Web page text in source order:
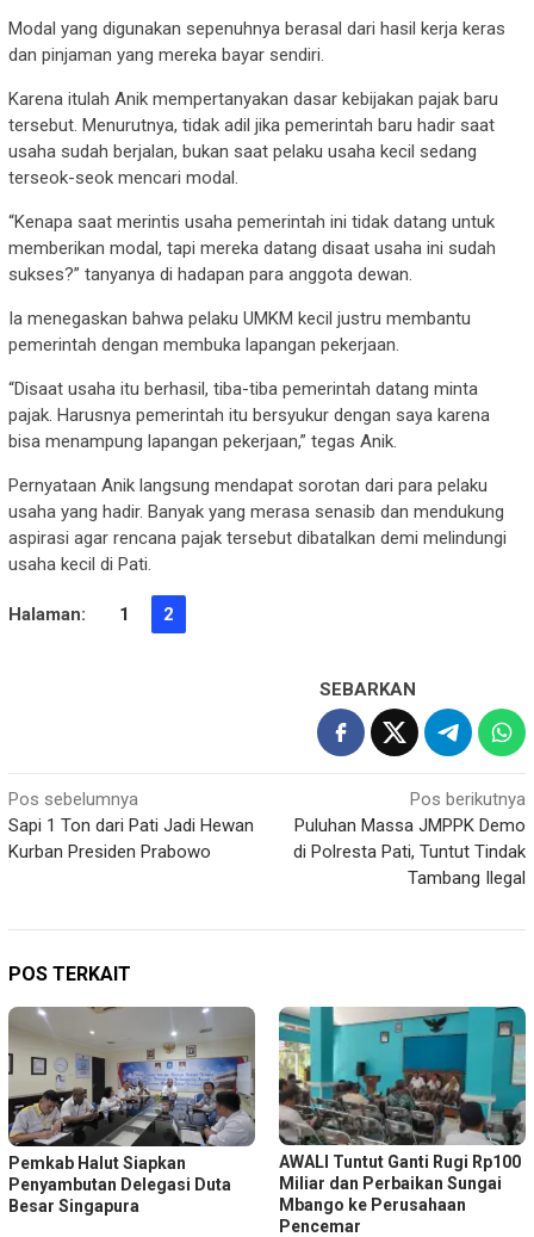
Modal yang digunakan sepenuhnya berasal dari hasil kerja keras
dan pinjaman yang mereka bayar sendiri.
Karena itulah Anik mempertanyakan dasar kebijakan pajak baru
tersebut. Menurutnya, tidak adil jika pemerintah baru hadir saat
usaha sudah berjalan, bukan saat pelaku usaha kecil sedang
terseok-seok mencari modal.
“Kenapa saat merintis usaha pemerintah ini tidak datang untuk
memberikan modal, tapi mereka datang disaat usaha ini sudah
sukses?” tanyanya di hadapan para anggota dewan.
Ia menegaskan bahwa pelaku UMKM kecil justru membantu
pemerintah dengan membuka lapangan pekerjaan.
“Disaat usaha itu berhasil, tiba-tiba pemerintah datang minta
pajak. Harusnya pemerintah itu bersyukur dengan saya karena
bisa menampung lapangan pekerjaan,” tegas Anik.
Pernyataan Anik langsung mendapat sorotan dari para pelaku
usaha yang hadir. Banyak yang merasa senasib dan mendukung
aspirasi agar rencana pajak tersebut dibatalkan demi melindungi
usaha kecil di Pati.
Halaman: 1 2
SEBARKAN
Navigasi
pos
Pos sebelumnya
Sapi 1 Ton dari Pati Jadi Hewan
Kurban Presiden Prabowo
Pos berikutnya
Puluhan Massa JMPPK Demo
di Polresta Pati, Tuntut Tindak
Tambang Ilegal
POS TERKAIT
Pemkab Halut Siapkan
Penyambutan Delegasi Duta
Besar Singapura
AWALI Tuntut Ganti Rugi Rp100
Miliar dan Perbaikan Sungai
Mbango ke Perusahaan
Pencemar